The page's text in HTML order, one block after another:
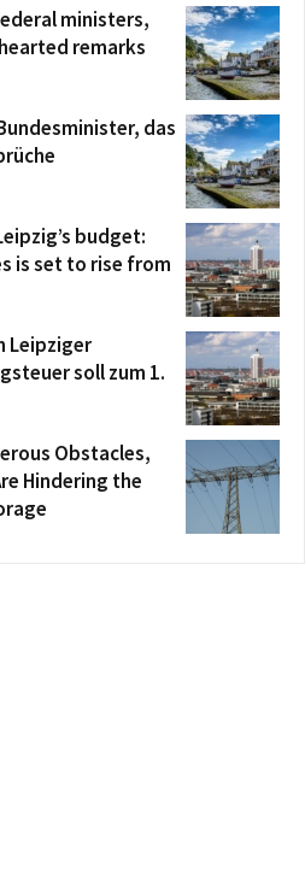
ministers,
remarks
das
budget:
is set to rise from
Leipziger
soll zum 1.
Obstacles,
Hindering the